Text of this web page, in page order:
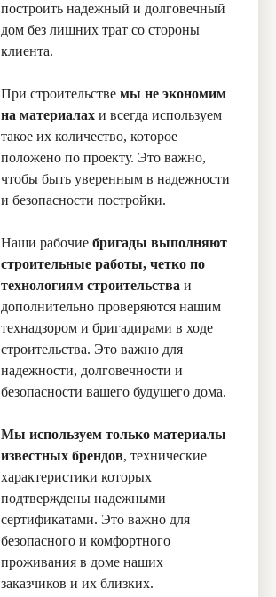
построить надежный и долговечный
дом без лишних трат со стороны
клиента.
При строительстве мы не экономим
на материалах и всегда используем
такое их количество, которое
положено по проекту. Это важно,
чтобы быть уверенным в надежности
и безопасности постройки.
Наши рабочие бригады выполняют
строительные работы, четко по
технологиям строительства и
дополнительно проверяются нашим
технадзором и бригадирами в ходе
строительства. Это важно для
надежности, долговечности и
безопасности вашего будущего дома.
Мы используем только материалы
известных брендов, технические
характеристики которых
подтверждены надежными
сертификатами. Это важно для
безопасного и комфортного
проживания в доме наших
заказчиков и их близких.